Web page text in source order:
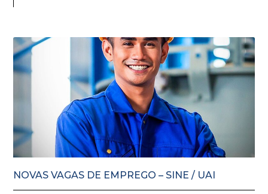
NOVAS VAGAS DE EMPREGO – SINE / UAI